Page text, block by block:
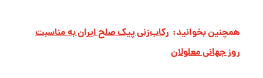
همچنین بخوانید: رکاب‌زنی پیک صلح ایران به مناسبت
روز جهانی معلولان